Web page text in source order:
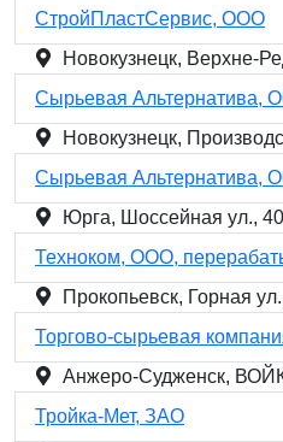
СтройПластСервис, ООО
Новокузнецк, Верхне-
Сырьевая Альтернатива,
Новокузнецк,
Сырьевая Альтернатива,
Юрга, Шоссейная ул.,
Техноком, ООО,
Прокопьевск, Горная
Торгово-сырьевая
Анжеро-Судженск,
Тройка-Мет, ЗАО